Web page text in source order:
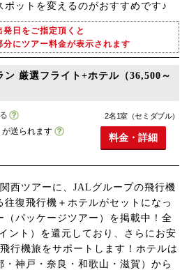
ポットを変えるのがおすすめです♪
発日をご指定頂くと
分にツアー料金が表示されます
ン 厳選フライト+ホテル（36,500～
送られます
2名1室（セミダブル）
料金・詳細
西ツアーに、JALグループの飛行機
往復飛行機＋ホテルがセットになっ
（パッケージツアー）を掲載中！全
ント）を還元しており、さらにお安
行機旅をサポートします！ホテルは
・神戸・奈良・和歌山・滋賀）から